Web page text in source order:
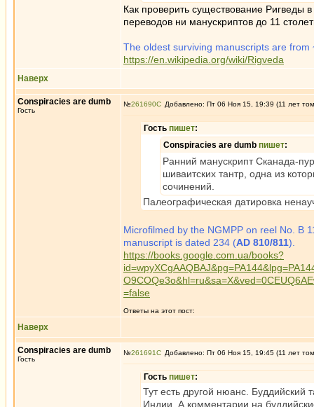
Как проверить существование Ригведы
переводов ни манускриптов до 11
The oldest surviving manuscripts are from
https://en.wikipedia.org/wiki/Rigveda
Наверх
Conspiracies are dumb
Гость
№261690 Добавлено: Пт 06 Ноя 15, 19:39 (11 лет
Гость пишет:
Conspiracies are dumb пишет:
Ранний манускрипт Сканада-
шиваитских тантр, одна из
сочинений.
Палеографическая датировка
Microfilmed by the NGMPP on reel No. B
manuscript is dated 234 (AD 810/811).
https://books.google.com.ua/books?
=false
Ответы на этот пост:
Наверх
Conspiracies are dumb
Гость
№261691 Добавлено: Пт 06 Ноя 15, 19:45 (11 лет
Гость пишет:
Тут есть другой нюанс. Буддийский
Индии. А комментарии на